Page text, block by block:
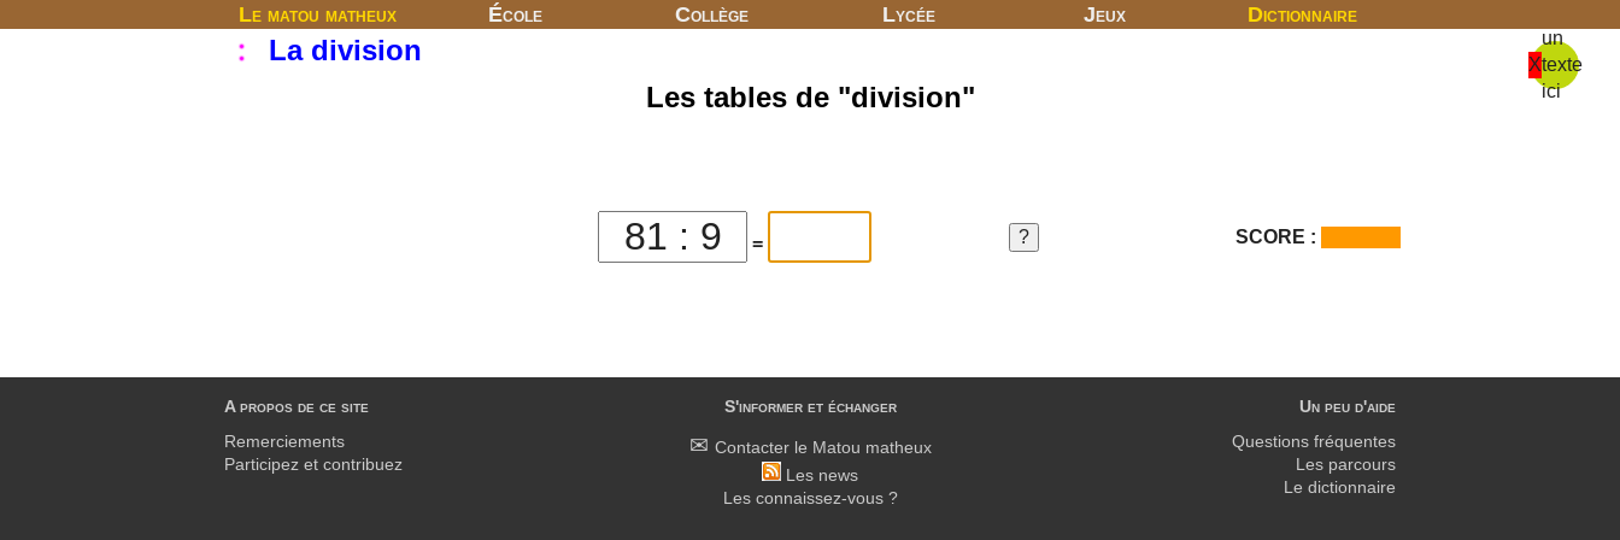
Le matou matheux École Collège Lycée Jeux Dictionnaire
X
un
texte
ici
La division
Les tables de "division"
= SCORE :
A propos de ce site
Remerciements
Participez et contribuez
S'informer et échanger
Contacter le Matou matheux
Les news
Les connaissez-vous ?
Un peu d'aide
Questions fréquentes
Les parcours
Le dictionnaire